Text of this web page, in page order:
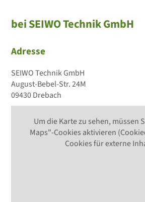
bei SEIWO Technik GmbH
Adresse
SEIWO Technik GmbH
August-Bebel-Str. 24M
09430 Drebach
Um die Karte zu sehen, müssen
Maps"-Cookies aktivieren
Cookies für externe